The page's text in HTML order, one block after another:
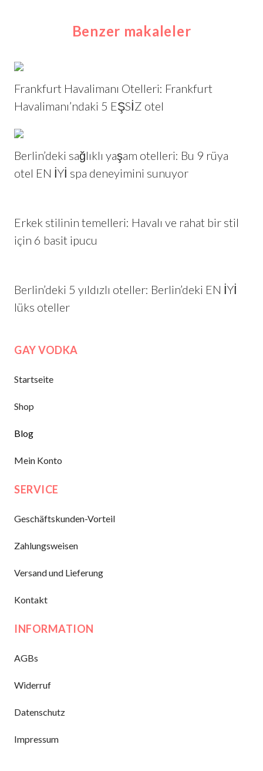
Benzer makaleler
Frankfurt Havalimanı Otelleri: Frankfurt
Havalimanı’ndaki 5 EŞSİZ otel
Berlin’deki sağlıklı yaşam otelleri: Bu 9 rüya
otel EN İYİ spa deneyimini sunuyor
Erkek stilinin temelleri: Havalı ve rahat bir stil
için 6 basit ipucu
Berlin’deki 5 yıldızlı oteller: Berlin’deki EN İYİ
lüks oteller
GAY VODKA
Startseite
Shop
Blog
Mein Konto
SERVICE
Geschäftskunden-Vorteil
Zahlungsweisen
Versand und Lieferung
Kontakt
INFORMATION
AGBs
Widerruf
Datenschutz
Impressum